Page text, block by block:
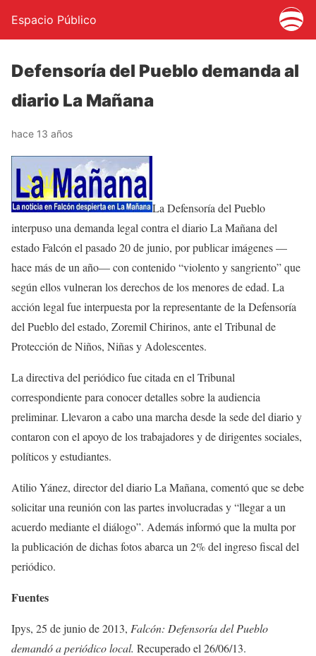
Espacio Público
Defensoría del Pueblo demanda al
diario La Mañana
hace 13 años
La Defensoría del Pueblo
interpuso una demanda legal contra el diario La Mañana del
estado Falcón el pasado 20 de junio, por publicar imágenes —
hace más de un año— con contenido “violento y sangriento” que
según ellos vulneran los derechos de los menores de edad. La
acción legal fue interpuesta por la representante de la Defensoría
del Pueblo del estado, Zoremil Chirinos, ante el Tribunal de
Protección de Niños, Niñas y Adolescentes.
La directiva del periódico fue citada en el Tribunal
correspondiente para conocer detalles sobre la audiencia
preliminar. Llevaron a cabo una marcha desde la sede del diario y
contaron con el apoyo de los trabajadores y de dirigentes sociales,
políticos y estudiantes.
Atilio Yánez, director del diario La Mañana, comentó que se debe
solicitar una reunión con las partes involucradas y “llegar a un
acuerdo mediante el diálogo”. Además informó que la multa por
la publicación de dichas fotos abarca un 2% del ingreso fiscal del
periódico.
Fuentes
Ipys, 25 de junio de 2013, Falcón: Defensoría del Pueblo
demandó a periódico local. Recuperado el 26/06/13.